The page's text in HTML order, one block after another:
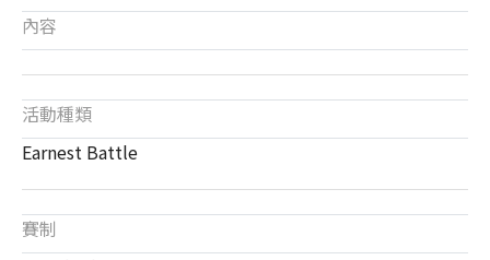
內容
活動種類
Earnest Battle
賽制